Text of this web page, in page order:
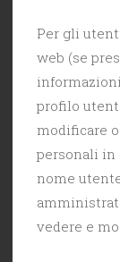
Per gli
web (se
profilo
modificare
personali in
nome
vedere e